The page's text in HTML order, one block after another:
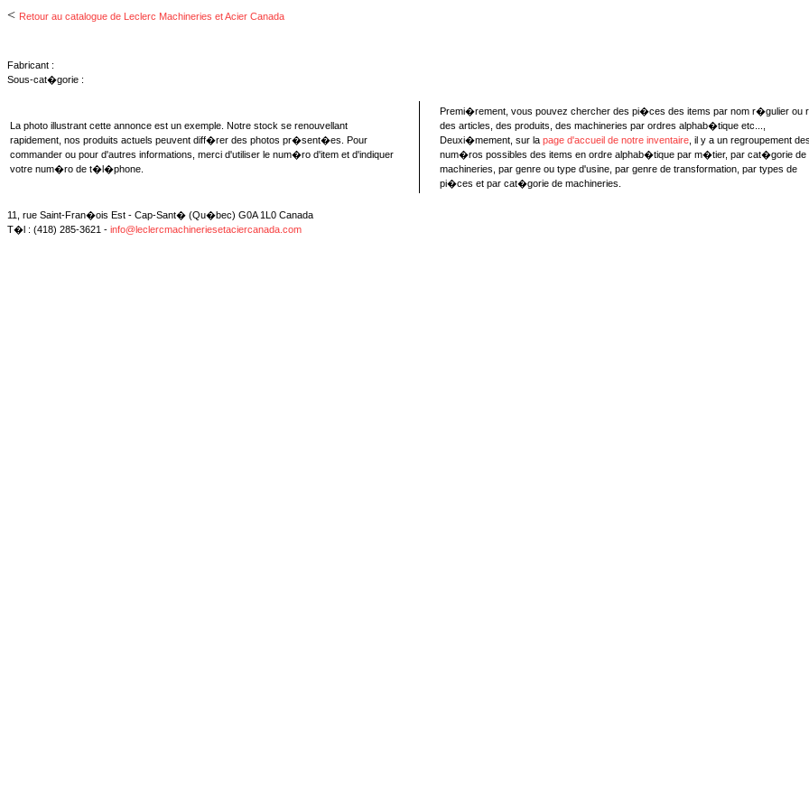
< Retour au catalogue de Leclerc Machineries et Acier Canada
Fabricant :
Sous-cat�gorie :
La photo illustrant cette annonce est un exemple. Notre stock se renouvellant
rapidement, nos produits actuels peuvent diff�rer des photos pr�sent�es. Pour
commander ou pour d'autres informations, merci d'utiliser le num�ro d'item et d'indiquer
votre num�ro de t�l�phone.
Premi�rement, vous pouvez chercher des pi�ces des items par nom r�gulier ou
des articles, des produits, des machineries par ordres alphab�tique etc...,
Deuxi�mement, sur la page d'accueil de notre inventaire , il y a un regroupement des
num�ros possibles des items en ordre alphab�tique par m�tier, par cat�gorie de
machineries, par genre ou type d'usine, par genre de transformation, par types de
pi�ces et par cat�gorie de machineries.
11, rue Saint-Fran�ois Est - Cap-Sant� (Qu�bec) G0A 1L0 Canada
T�l : (418) 285-3621 - info@leclercmachineriesetaciercanada.com